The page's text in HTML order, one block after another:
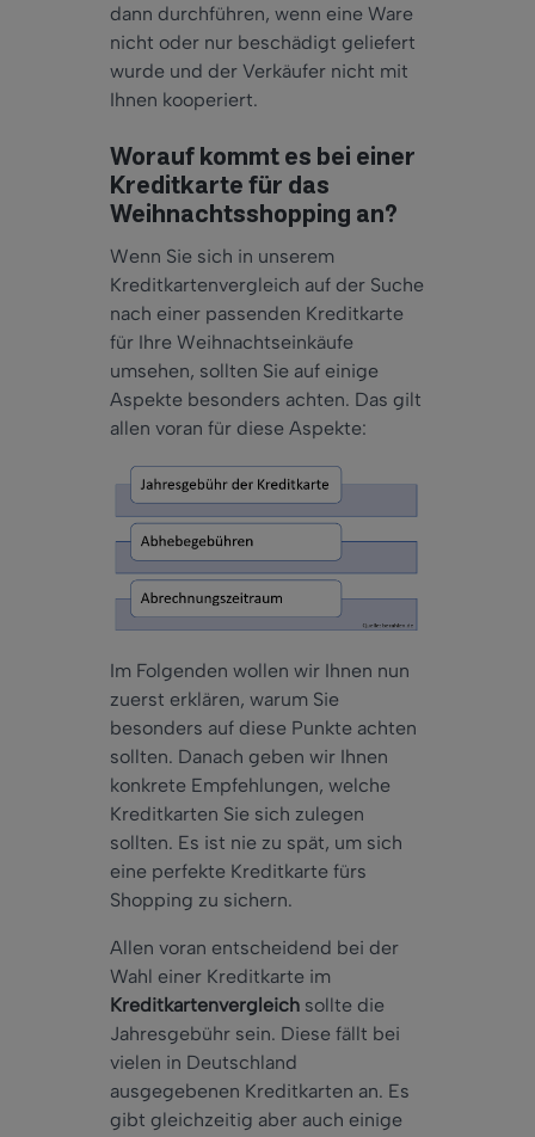
dann durchführen, wenn eine Ware
nicht oder nur beschädigt geliefert
wurde und der Verkäufer nicht mit
Ihnen kooperiert.
Worauf kommt es bei einer
Kreditkarte für das
Weihnachtsshopping an?
Wenn Sie sich in unserem
Kreditkartenvergleich auf der Suche
nach einer passenden Kreditkarte
für Ihre Weihnachtseinkäufe
umsehen, sollten Sie auf einige
Aspekte besonders achten. Das gilt
allen voran für diese Aspekte:
Im Folgenden wollen wir Ihnen nun
zuerst erklären, warum Sie
besonders auf diese Punkte achten
sollten. Danach geben wir Ihnen
konkrete Empfehlungen, welche
Kreditkarten Sie sich zulegen
sollten. Es ist nie zu spät, um sich
eine perfekte Kreditkarte fürs
Shopping zu sichern.
Allen voran entscheidend bei der
Wahl einer Kreditkarte im
Kreditkartenvergleich sollte die
Jahresgebühr sein. Diese fällt bei
vielen in Deutschland
ausgegebenen Kreditkarten an. Es
gibt gleichzeitig aber auch einige